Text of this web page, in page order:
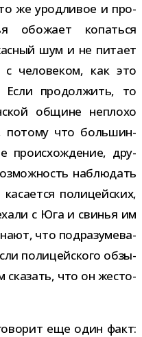
же урод­ли­вое и про­
обо­жает копаться
шум и не питает
чело­ве­ком, как это
про­дол­жить, то
общине неплохо
потому что боль­шин­
про­ис­хож­де­ние, дру­
наблю­дать
поли­цей­ских,
с Юга и сви­нья им
что под­ра­зу­ме­ва­
поли­цей­ского обзы­
ска­зать, что он жесто­
еще один факт: